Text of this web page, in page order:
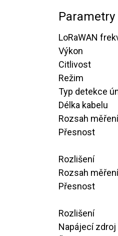
LoRaWAN
Výkon
Citlivost
Režim
Typ detekce
Délka kabelu
Rozsah
Přesnost
Rozlišení
Rozsah
Přesnost
Rozlišení
Napájecí zdroj